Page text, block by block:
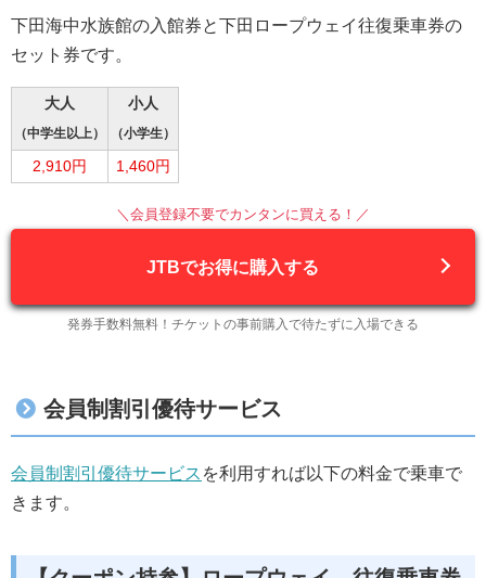
下田海中水族館の入館券と下田ロープウェイ往復乗車券の
セット券です。
大人
（中学生以上）
小人
（小学生）
2,910円 1,460円
＼会員登録不要でカンタンに買える！／
JTBでお得に購入する
発券手数料無料！チケットの事前購入で待たずに入場できる
会員制割引優待サービス
会員制割引優待サービス を利用すれば以下の料金で乗車で
きます。